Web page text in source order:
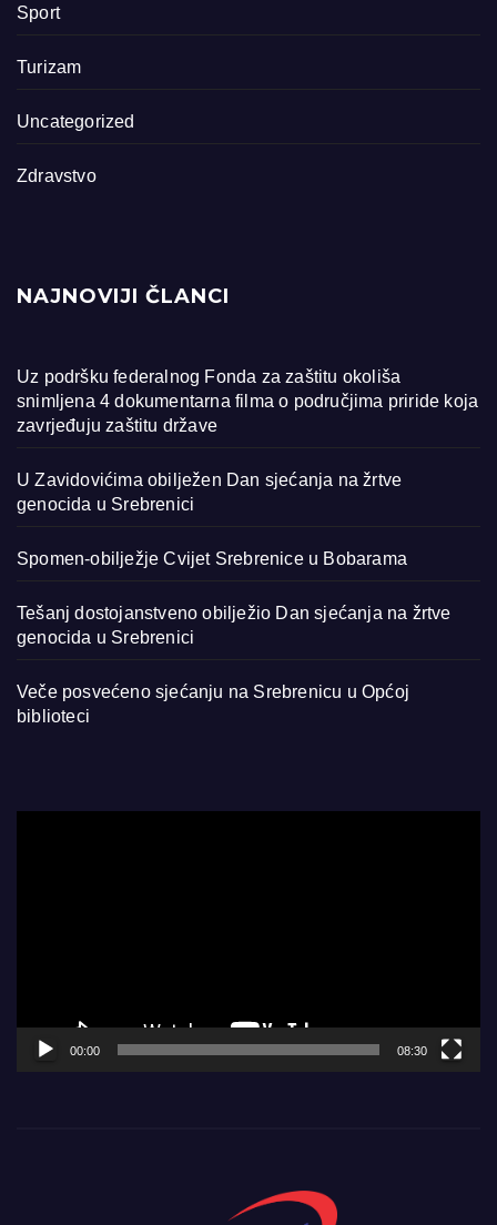
Sport
Turizam
Uncategorized
Zdravstvo
NAJNOVIJI ČLANCI
Uz podršku federalnog Fonda za zaštitu okoliša
snimljena 4 dokumentarna filma o područjima priride koja
zavrjeđuju zaštitu države
U Zavidovićima obilježen Dan sjećanja na žrtve
genocida u Srebrenici
Spomen-obilježje Cvijet Srebrenice u Bobarama
Tešanj dostojanstveno obilježio Dan sjećanja na žrtve
genocida u Srebrenici
Veče posvećeno sjećanju na Srebrenicu u Općoj
biblioteci
00:00 08:30